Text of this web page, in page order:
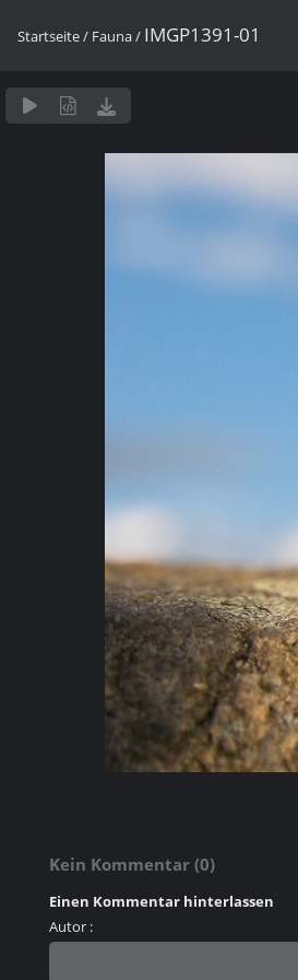
Startseite/ Fauna/ IMGP1391-01
Kein Kommentar (0)
Einen Kommentar hinterlassen
Autor :